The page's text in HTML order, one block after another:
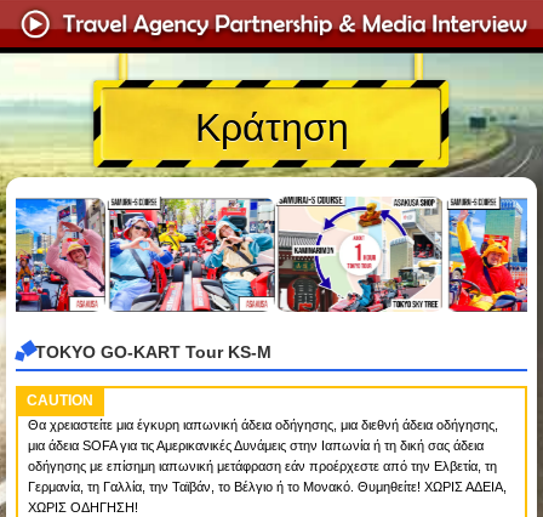
Κράτηση
TOKYO GO-KART Tour KS-M
CAUTION
Θα χρειαστείτε μια έγκυρη ιαπωνική άδεια οδήγησης, μια διεθνή άδεια οδήγησης,
μια άδεια SOFA για τις Αμερικανικές Δυνάμεις στην Ιαπωνία ή τη δική σας άδεια
οδήγησης με επίσημη ιαπωνική μετάφραση εάν προέρχεστε από την Ελβετία, τη
Γερμανία, τη Γαλλία, την Ταϊβάν, το Βέλγιο ή το Μονακό. Θυμηθείτε! ΧΩΡΙΣ ΑΔΕΙΑ,
ΧΩΡΙΣ ΟΔΗΓΗΣΗ!